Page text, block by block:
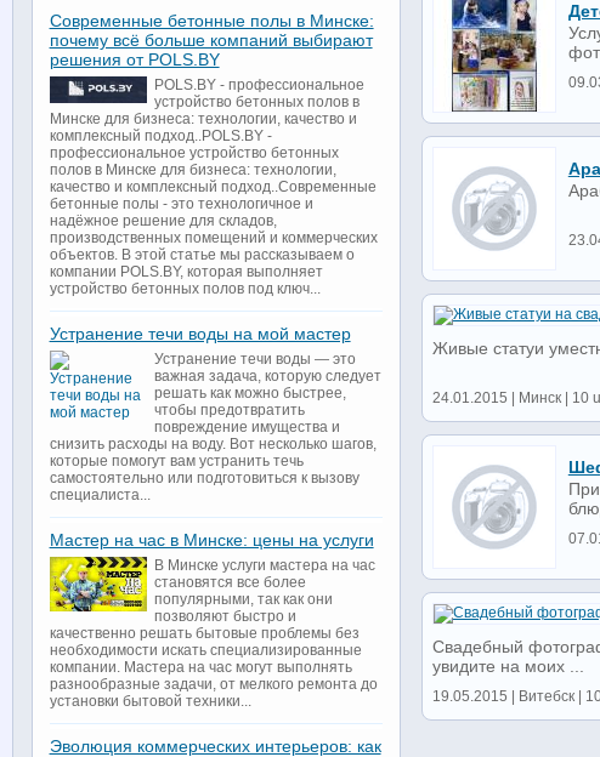
Живые статуи
24.01.2015 | Минск | 10
Свадебный
увидите на моих ...
19.05.2015 | Витебск |
Современные бетонные полы в Минске:
почему всё больше компаний выбирают
решения от POLS.BY
POLS.BY - профессиональное
устройство бетонных полов в
Минске для бизнеса: технологии, качество и
комплексный подход..POLS.BY -
профессиональное устройство бетонных
полов в Минске для бизнеса: технологии,
качество и комплексный подход..Современные
бетонные полы - это технологичное и
надёжное решение для складов,
производственных помещений и коммерческих
объектов. В этой статье мы рассказываем о
компании POLS.BY, которая выполняет
устройство бетонных полов под ключ...
Устранение течи воды на мой мастер
Устранение течи воды — это
важная задача, которую следует
решать как можно быстрее,
чтобы предотвратить
повреждение имущества и
снизить расходы на воду. Вот несколько шагов,
которые помогут вам устранить течь
самостоятельно или подготовиться к вызову
специалиста...
Мастер на час в Минске: цены на услуги
В Минске услуги мастера на час
становятся все более
популярными, так как они
позволяют быстро и
качественно решать бытовые проблемы без
необходимости искать специализированные
компании. Мастера на час могут выполнять
разнообразные задачи, от мелкого ремонта до
установки бытовой техники...
Эволюция коммерческих интерьеров: как